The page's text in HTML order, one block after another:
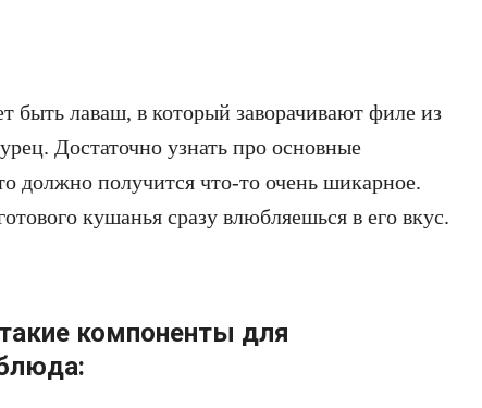
лаваш, в который заворачивают филе из
Достаточно узнать про основные
должно получится что-то очень шикарное.
кушанья сразу влюбляешься в его вкус.
компоненты для